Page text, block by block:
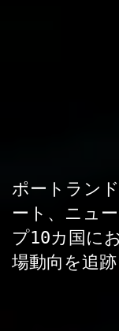
ポートラン
ート、ニュ
プ10カ国に
場動向を追跡